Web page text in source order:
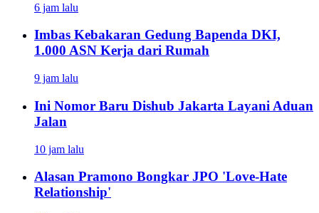
6 jam lalu
Imbas Kebakaran Gedung Bapenda DKI,
1.000 ASN Kerja dari Rumah
9 jam lalu
Ini Nomor Baru Dishub Jakarta Layani Aduan
Jalan
10 jam lalu
Alasan Pramono Bongkar JPO 'Love-Hate
Relationship'